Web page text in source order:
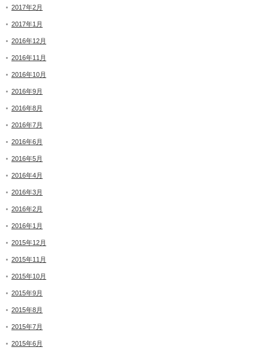
2017年2月
2017年1月
2016年12月
2016年11月
2016年10月
2016年9月
2016年8月
2016年7月
2016年6月
2016年5月
2016年4月
2016年3月
2016年2月
2016年1月
2015年12月
2015年11月
2015年10月
2015年9月
2015年8月
2015年7月
2015年6月